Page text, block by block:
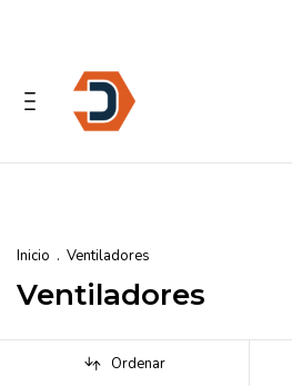
Inicio . Ventiladores
Ventiladores
Ordenar